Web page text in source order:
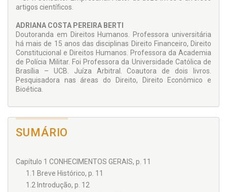
artigos científicos.
ADRIANA COSTA PEREIRA BERTI
Doutoranda em Direitos Humanos. Professora universitária
há mais de 15 anos das disciplinas Direito Financeiro, Direito
Constitucional e Direitos Humanos. Professora da Academia
de Polícia Militar. Foi Professora da Universidade Católica de
Brasília – UCB. Juíza Arbitral. Coautora de dois livros.
Pesquisadora nas áreas do Direito, Direito Econômico e
Bioética.
SUMÁRIO
Capítulo 1 CONHECIMENTOS GERAIS, p. 11
1.1 Breve Histórico, p. 11
1.2 Introdução, p. 12